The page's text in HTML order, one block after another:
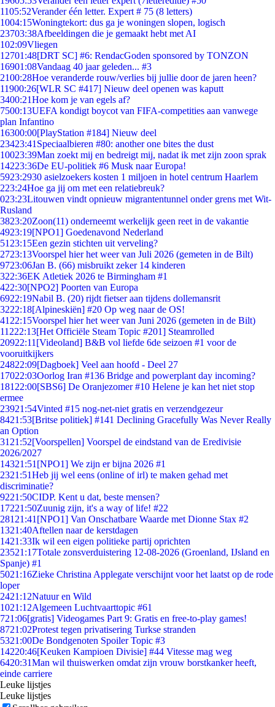
1105:52Verander één letter. Expert # 75 (8 letters)
1004:15Woningtekort: dus ga je woningen slopen, logisch
23703:38Afbeeldingen die je gemaakt hebt met AI
102:09Vliegen
12701:48[DRT SC] #6: RendacGoden sponsored by TONZON
16901:08Vandaag 40 jaar geleden... #3
2100:28Hoe veranderde rouw/verlies bij jullie door de jaren heen?
11900:26[WLR SC #417] Nieuw deel openen was kaputt
3400:21Hoe kom je van egels af?
7500:13UEFA kondigt boycot van FIFA-competities aan vanwege
plan Infantino
16300:00[PlayStation #184] Nieuw deel
23423:41 Speciaalbieren #80: another one bites the dust
10023:39Man zoekt mij en bedreigt mij, nadat ik met zijn zoon sprak
14223:36De EU-politiek #6 Musk naar Europa!
5923:2930 asielzoekers kosten 1 miljoen in hotel centrum Haarlem
223:24Hoe ga jij om met een relatiebreuk?
023:23Litouwen vindt opnieuw migrantentunnel onder grens met Wit-
Rusland
3823:20Zoon(11) onderneemt werkelijk geen reet in de vakantie
4923:19[NPO1] Goedenavond Nederland
51 23:15Een gezin stichten uit verveling?
2723:13Voorspel hier het weer van Juli 2026 (gemeten in de Bilt)
9723:06Jan B. (66) misbruikt zeker 14 kinderen
322:36EK Atletiek 2026 te Birmingham #1
422:30[NPO2] Poorten van Europa
6922:19Nabil B. (20) rijdt fietser aan tijdens dollemansrit
3222:18[Alpineskiën] #20 Op weg naar de OS!
41 22:15Voorspel hier het weer van Juni 2026 (gemeten in de Bilt)
11222:13[Het Officiële Steam Topic #201] Steamrolled
20922:11 [Videoland] B&B vol liefde 6de seizoen #1 voor de
vooruitkijkers
24822:09[Dagboek] Veel aan hoofd - Deel 27
17022:03Oorlog Iran #136 Bridge and powerplant day incoming?
181 22:00[SBS6] De Oranjezomer #10 Helene je kan het niet stop
ermee
23921:54Vinted #15 nog-net-niet gratis en verzendgezeur
8421:53[Britse politiek] #141 Declining Gracefully Was Never Really
an Option
31 21:52[Voorspellen] Voorspel de eindstand van de Eredivisie
2026/2027
14321:51 [NPO1] We zijn er bijna 2026 #1
2321:51Heb jij wel eens (online of irl) te maken gehad met
discriminatie?
9221:50CIDP. Kent u dat, beste mensen?
17221:50Zuunig zijn, it's a way of life! #22
281 21:41 [NPO1] Van Onschatbare Waarde met Dionne Stax #2
1321:40Aftellen naar de kerstdagen
1421:33Ik wil een eigen politieke partij oprichten
23521:17Totale zonsverduistering 12-08-2026 (Groenland, IJsland en
Spanje) #1
5021:16Zieke Christina Applegate verschijnt voor het laatst op de rode
loper
2421:12Natuur en Wild
1021:12Algemeen Luchtvaarttopic #61
721:06[gratis] Videogames Part 9: Gratis en free-to-play games!
8721:02Protest tegen privatisering Turkse stranden
5321:00De Bondgenoten Spoiler Topic #3
14220:46[Keuken Kampioen Divisie] #44 Vitesse mag weg
6420:31Man wil thuiswerken omdat zijn vrouw borstkanker heeft,
einde carriere
Leuke lijstjes
Leuke lijstjes